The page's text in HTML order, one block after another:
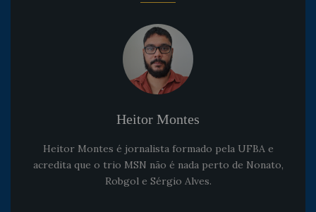
Heitor Montes
Heitor Montes é jornalista formado pela UFBA e
acredita que o trio MSN não é nada perto de Nonato,
Robgol e Sérgio Alves.